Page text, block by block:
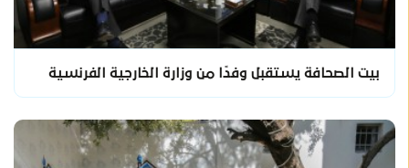
بيت الصحافة يستقبل وفدًا من وزارة الخارجية الفرنسية